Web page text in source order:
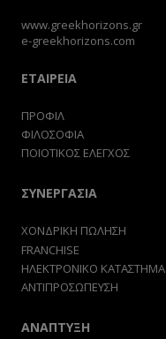
www.greekhorizons.gr
e-greekhorizons.com
ΕΤΑΙΡΕΙΑ
ΠΡΟΦΙΛ
ΦΙΛΟΣΟΦΙΑ
ΠΟΙΟΤΙΚΟΣ ΕΛΕΓΧΟΣ
ΣΥΝΕΡΓΑΣΙΑ
ΧΟΝΔΡΙΚΗ ΠΩΛΗΣΗ
FRANCHISE
ΗΛΕΚΤΡΟΝΙΚΟ ΚΑΤΑΣΤΗΜΑ
ΑΝΤΙΠΡΟΣΩΠΕΥΣΗ
ΑΝΑΠΤΥΞΗ